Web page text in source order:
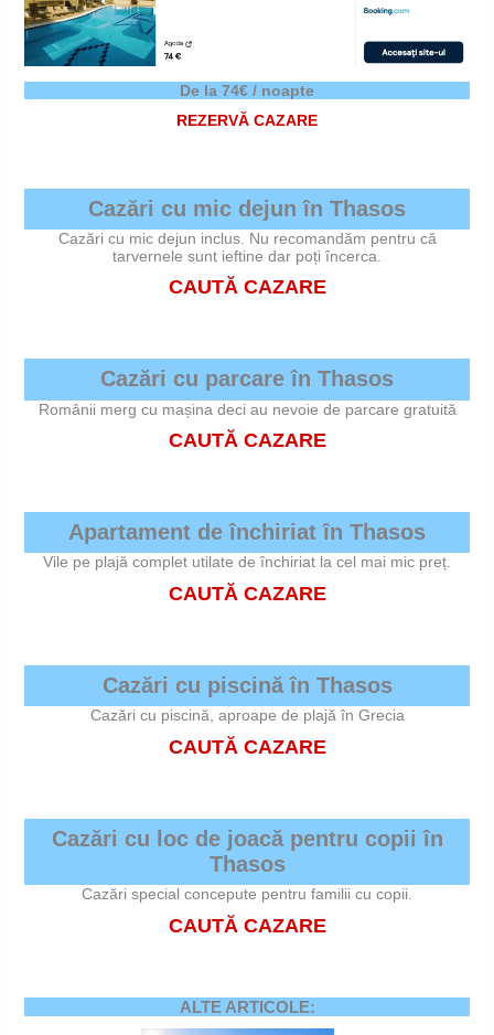
De la 74€ / noapte
REZERVĂ CAZARE
Cazări cu mic dejun în Thasos
Cazări cu mic dejun inclus. Nu recomandăm pentru că
tarvernele sunt ieftine dar poți încerca.
CAUTĂ CAZARE
Cazări cu parcare în Thasos
Românii merg cu mașina deci au nevoie de parcare gratuită
CAUTĂ CAZARE
Apartament de închiriat în Thasos
Vile pe plajă complet utilate de închiriat la cel mai mic preț.
CAUTĂ CAZARE
Cazări cu piscină în Thasos
Cazări cu piscină, aproape de plajă în Grecia
CAUTĂ CAZARE
Cazări cu loc de joacă pentru copii în
Thasos
Cazări special concepute pentru familii cu copii.
CAUTĂ CAZARE
ALTE ARTICOLE: